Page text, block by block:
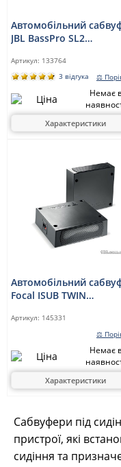
Автомобільний
JBL BassPro SL2
вбудованим
підсилювачем
Артикул: 133764
3 відгука
⚖
Немає
Характеристики
Автомобільний
Focal ISUB TWIN
Артикул: 145331
⚖
Немає
Характеристики
Сабвуфери під
пристрої, які
сидіння та